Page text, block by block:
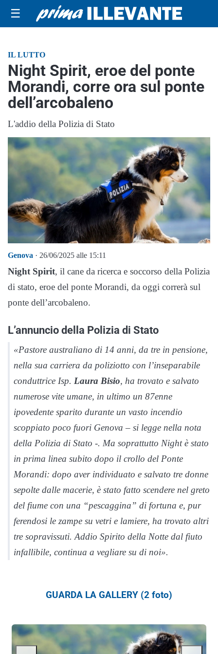
☰
IL LUTTO
Night Spirit, eroe del ponte
Morandi, corre ora sul ponte
dell’arcobaleno
L'addio della Polizia di Stato
Genova · 26/06/2025 alle 15:11
Night Spirit, il cane da ricerca e soccorso della Polizia
di stato, eroe del ponte Morandi, da oggi correrà sul
ponte dell’arcobaleno.
L’annuncio della Polizia di Stato
«Pastore australiano di 14 anni, da tre in pensione,
nella sua carriera da poliziotto con l’inseparabile
conduttrice Isp. Laura Bisio, ha trovato e salvato
numerose vite umane, in ultimo un 87enne
ipovedente sparito durante un vasto incendio
scoppiato poco fuori Genova – si legge nella nota
della Polizia di Stato -. Ma soprattutto Night è stato
in prima linea subito dopo il crollo del Ponte
Morandi: dopo aver individuato e salvato tre donne
sepolte dalle macerie, è stato fatto scendere nel greto
del fiume con una “pescaggina” di fortuna e, pur
ferendosi le zampe su vetri e lamiere, ha trovato altri
tre sopravissuti. Addio Spirito della Notte dal fiuto
infallibile, continua a vegliare su di noi».
GUARDA LA GALLERY (2 foto)